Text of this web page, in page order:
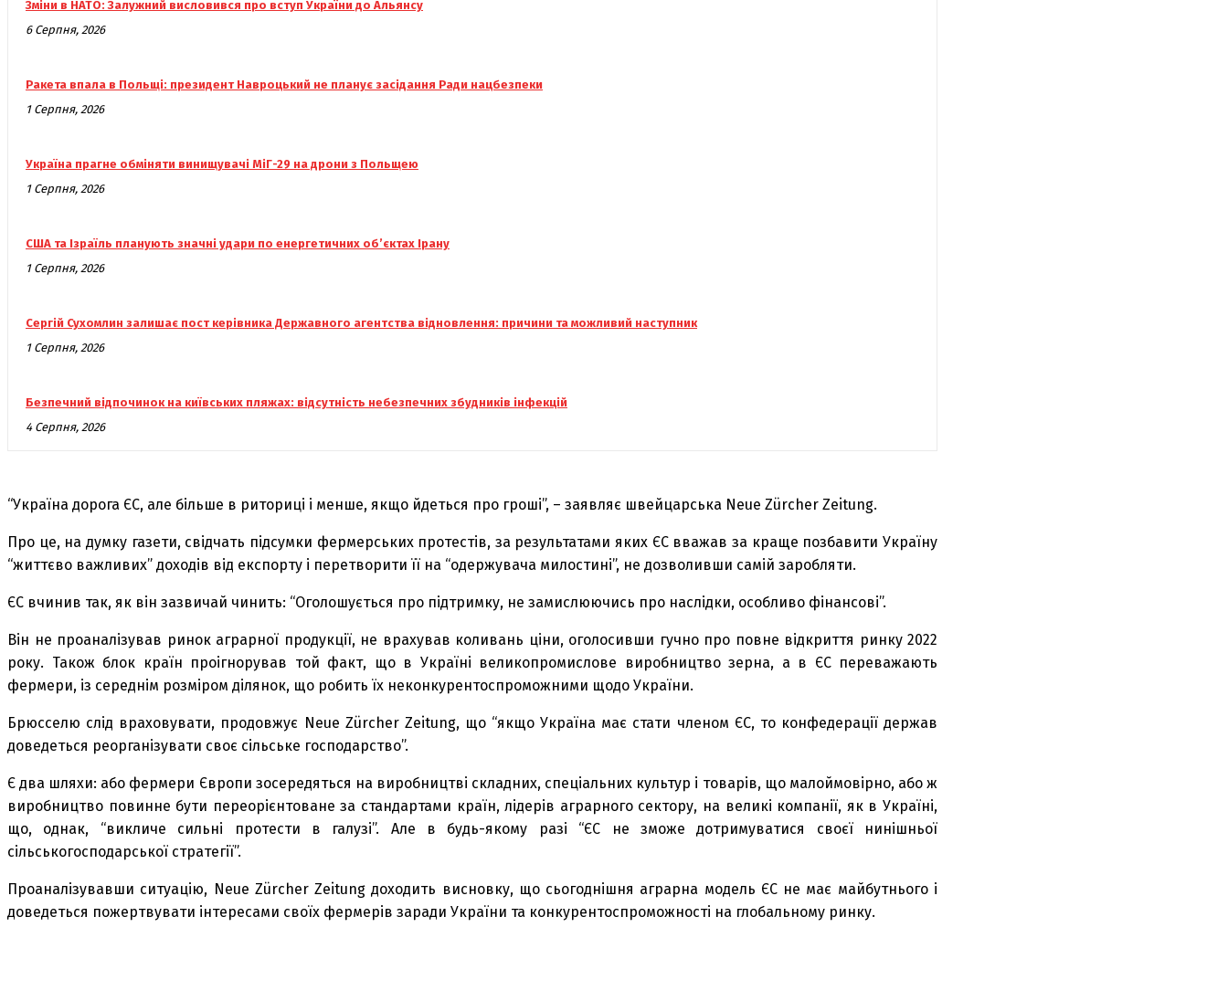
Зміни в НАТО: Залужний висловився про вступ України до Альянсу
6 Серпня, 2026
Ракета впала в Польщі: президент Навроцький не планує засідання Ради нацбезпеки
1 Серпня, 2026
Україна прагне обміняти винищувачі МіГ-29 на дрони з Польщею
1 Серпня, 2026
США та Ізраїль планують значні удари по енергетичних об’єктах Ірану
1 Серпня, 2026
Сергій Сухомлин залишає пост керівника Державного агентства відновлення: причини та можливий наступник
1 Серпня, 2026
Безпечний відпочинок на київських пляжах: відсутність небезпечних збудників інфекцій
4 Серпня, 2026
“Україна дорога ЄС, але більше в риториці і менше, якщо йдеться про гроші”, – заявляє швейцарська Neue Zürcher Zeitung.
Про це, на думку газети, свідчать підсумки фермерських протестів, за результатами яких ЄС вважав за краще позбавити Україну
“життєво важливих” доходів від експорту і перетворити її на “одержувача милостині”, не дозволивши самій заробляти.
ЄС вчинив так, як він зазвичай чинить: “Оголошується про підтримку, не замислюючись про наслідки, особливо фінансові”.
Він не проаналізував ринок аграрної продукції, не врахував коливань ціни, оголосивши гучно про повне відкриття ринку 2022
року. Також блок країн проігнорував той факт, що в Україні великопромислове виробництво зерна, а в ЄС переважають
фермери, із середнім розміром ділянок, що робить їх неконкурентоспроможними щодо України.
Брюсселю слід враховувати, продовжує Neue Zürcher Zeitung, що “якщо Україна має стати членом ЄС, то конфедерації держав
доведеться реорганізувати своє сільське господарство”.
Є два шляхи: або фермери Європи зосередяться на виробництві складних, спеціальних культур і товарів, що малоймовірно, або ж
виробництво повинне бути переорієнтоване за стандартами країн, лідерів аграрного сектору, на великі компанії, як в Україні,
що, однак, “викличе сильні протести в галузі”. Але в будь-якому разі “ЄС не зможе дотримуватися своєї нинішньої
сільськогосподарської стратегії”.
Проаналізувавши ситуацію, Neue Zürcher Zeitung доходить висновку, що сьогоднішня аграрна модель ЄС не має майбутнього і
доведеться пожертвувати інтересами своїх фермерів заради України та конкурентоспроможності на глобальному ринку.